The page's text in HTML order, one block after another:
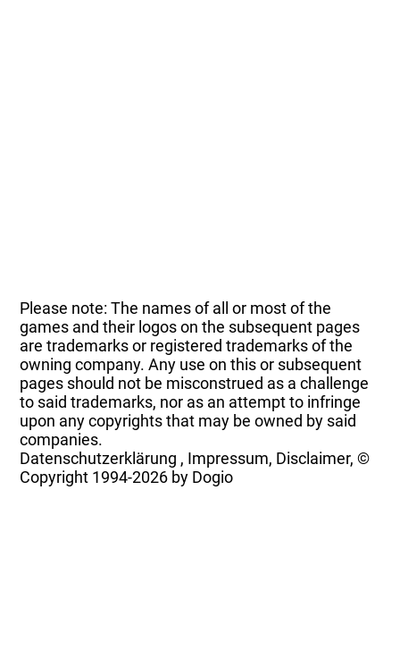
Please note: The names of all or most of the
games and their logos on the subsequent pages
are trademarks or registered trademarks of the
owning company. Any use on this or subsequent
pages should not be misconstrued as a challenge
to said trademarks, nor as an attempt to infringe
upon any copyrights that may be owned by said
companies.
Datenschutzerklärung , Impressum, Disclaimer, ©
Copyright 1994-2026 by Dogio